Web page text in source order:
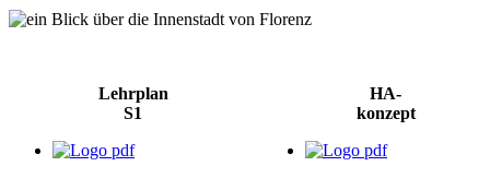
Lehrplan
S1
HA-
konzept